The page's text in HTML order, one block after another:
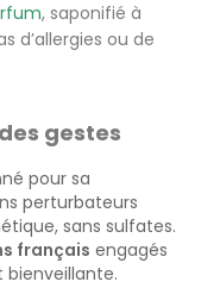
, saponifié à
d’allergies ou de
gestes
pour sa
perturbateurs
sans sulfates.
français engagés